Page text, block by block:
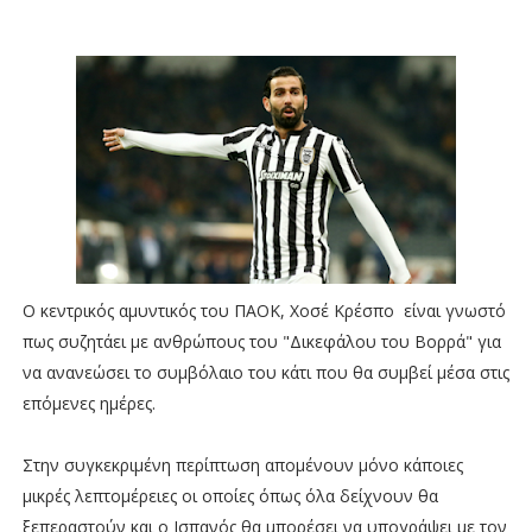
Ο κεντρικός αμυντικός του ΠΑΟΚ, Χοσέ Κρέσπο είναι γνωστό
πως συζητάει με ανθρώπους του "Δικεφάλου του Βορρά" για
να ανανεώσει το συμβόλαιο του κάτι που θα συμβεί μέσα στις
επόμενες ημέρες.
Στην συγκεκριμένη περίπτωση απομένουν μόνο κάποιες
μικρές λεπτομέρειες οι οποίες όπως όλα δείχνουν θα
ξεπεραστούν και ο Ισπανός θα μπορέσει να υπογράψει με τον